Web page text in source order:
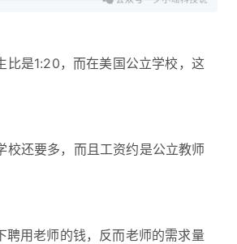
比是1:20，而在美国公立学校，这
校还要多，而且工资约是公立教师
聘用老师的钱，反而老师的需求量